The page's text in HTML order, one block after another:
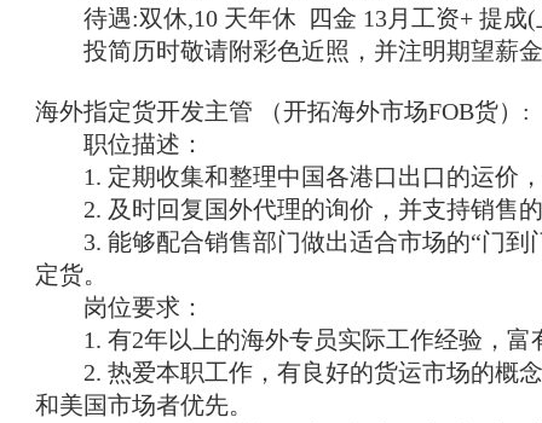
待遇:双休,10 天年休 四金 13月工资+ 提成(
投简历时敬请附彩色近照，并注明期望薪
海外指定货开发主管 （开拓海外市场FOB货）:
职位描述：
1. 定期收集和整理中国各港口出口的运价
2. 及时回复国外代理的询价，并支持销售
3. 能够配合销售部门做出适合市场的“门到
定货。
岗位要求：
1. 有2年以上的海外专员实际工作经验，富
2. 热爱本职工作，有良好的货运市场的概念
和美国市场者优先。